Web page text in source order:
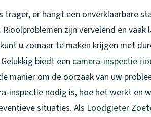
er hangt een onverklaarbare
zijn vervelend en vaak
u zomaar te maken krijgen met
biedt een camera-inspectie
manier om de oorzaak van uw
inspectie nodig is, hoe het werkt en
situaties. Als Loodgieter